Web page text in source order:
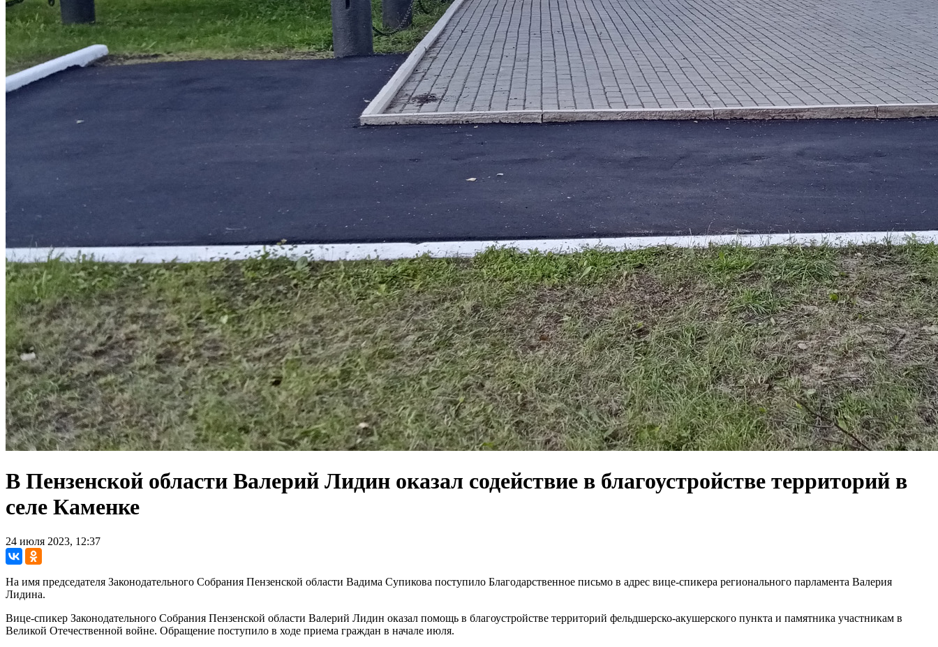
В Пензенской области Валерий Лидин оказал содействие в благоустройстве территорий в
селе Каменке
24 июля 2023, 12:37
На имя председателя Законодательного Собрания Пензенской области Вадима Супикова поступило Благодарственное письмо в адрес вице-спикера регионального парламента Валерия
Лидина.
Вице-спикер Законодательного Собрания Пензенской области Валерий Лидин оказал помощь в благоустройстве территорий фельдшерско-акушерского пункта и памятника участникам в
Великой Отечественной войне. Обращение поступило в ходе приема граждан в начале июля.